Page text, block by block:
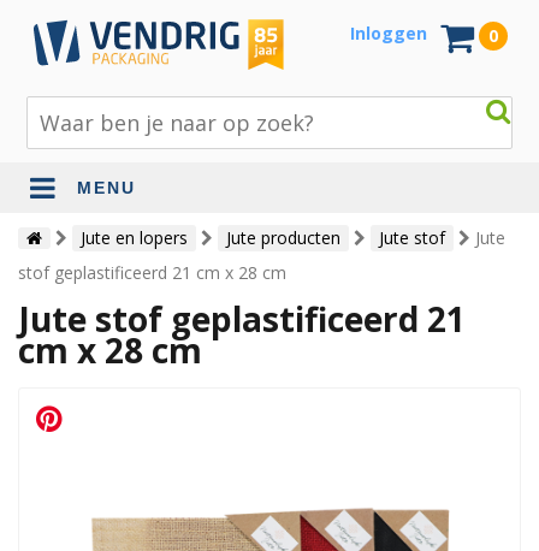
Inloggen 0
MENU
Beschermingsmateriaal
Bouw- en tuinmaterialen
Inpak - en verzendmaterialen
Papier en karton
Verhuismaterialen
Jute en lopers Jute producten Jute stof
Jute
stof geplastificeerd 21 cm x 28 cm
Jute stof geplastificeerd 21
cm x 28 cm